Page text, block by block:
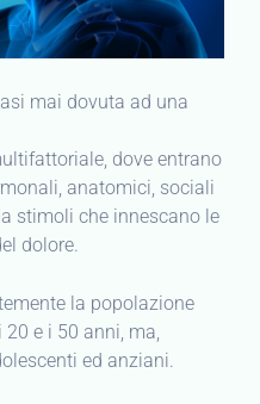
mai dovuta ad una
dove entrano
anatomici, sociali
stimoli che innescano le
dolore.
la popolazione
20 e i 50 anni, ma,
ed anziani.